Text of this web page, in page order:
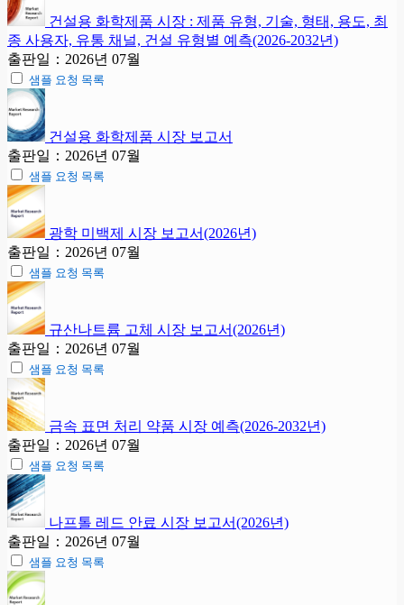
건설용 화학제품 시장 : 제품 유형, 기술, 형태, 용도, 최
종 사용자, 유통 채널, 건설 유형별 예측(2026-2032년)
출판일：2026년 07월
샘플 요청 목록
건설용 화학제품 시장 보고서
출판일：2026년 07월
샘플 요청 목록
광학 미백제 시장 보고서(2026년)
출판일：2026년 07월
샘플 요청 목록
규산나트륨 고체 시장 보고서(2026년)
출판일：2026년 07월
샘플 요청 목록
금속 표면 처리 약품 시장 예측(2026-2032년)
출판일：2026년 07월
샘플 요청 목록
나프톨 레드 안료 시장 보고서(2026년)
출판일：2026년 07월
샘플 요청 목록